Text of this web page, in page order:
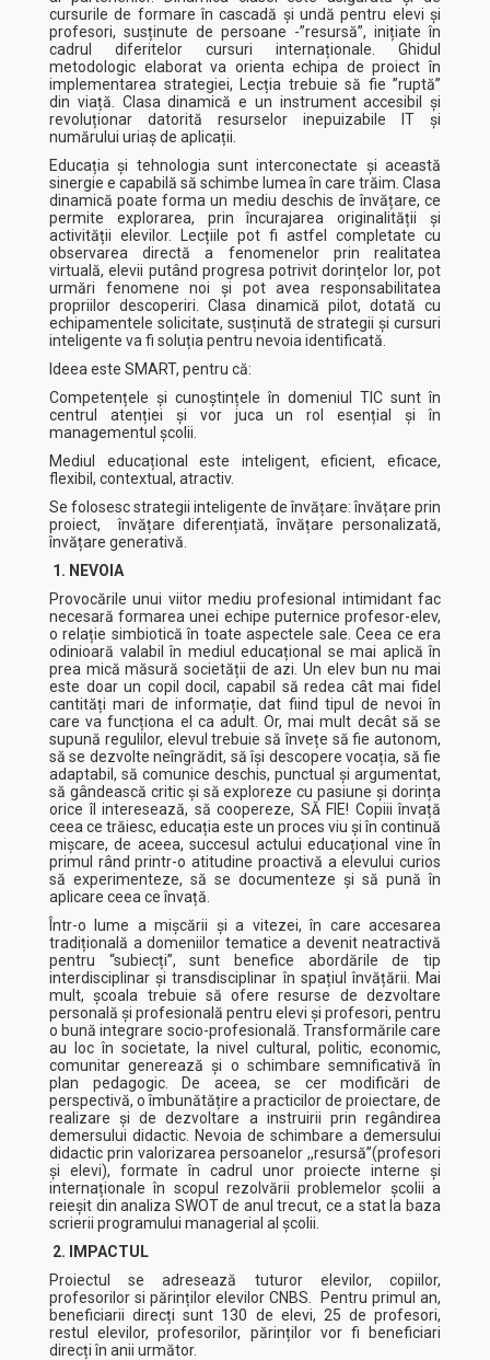
cursurile de formare în cascadă și undă pentru elevi și
profesori, susținute de persoane -”resursă”, inițiate în
cadrul diferitelor cursuri internaționale. Ghidul
metodologic elaborat va orienta echipa de proiect în
implementarea strategiei, Lecția trebuie să fie ”ruptă”
din viață. Clasa dinamică e un instrument accesibil și
revoluționar datorită resurselor inepuizabile IT și
numărului uriaș de aplicații.
Educația și tehnologia sunt interconectate și această
sinergie e capabilă să schimbe lumea în care trăim. Clasa
dinamică poate forma un mediu deschis de învățare, ce
permite explorarea, prin încurajarea originalității și
activității elevilor. Lecțiile pot fi astfel completate cu
observarea directă a fenomenelor prin realitatea
virtuală, elevii putând progresa potrivit dorințelor lor, pot
urmări fenomene noi și pot avea responsabilitatea
propriilor descoperiri. Clasa dinamică pilot, dotată cu
echipamentele solicitate, susținută de strategii și cursuri
inteligente va fi soluția pentru nevoia identificată.
Ideea este SMART, pentru că:
Competențele și cunoștințele în domeniul TIC sunt în
centrul atenției și vor juca un rol esențial și în
managementul școlii.
Mediul educațional este inteligent, eficient, eficace,
flexibil, contextual, atractiv.
Se folosesc strategii inteligente de învățare: învățare prin
proiect, învățare diferențiată, învățare personalizată,
învățare generativă.
1. NEVOIA
Provocările unui viitor mediu profesional intimidant fac
necesară formarea unei echipe puternice profesor-elev,
o relație simbiotică în toate aspectele sale. Ceea ce era
odinioară valabil în mediul educațional se mai aplică în
prea mică măsură societății de azi. Un elev bun nu mai
este doar un copil docil, capabil să redea cât mai fidel
cantități mari de informație, dat fiind tipul de nevoi în
care va funcționa el ca adult. Or, mai mult decât să se
supună regulilor, elevul trebuie să învețe să fie autonom,
să se dezvolte neîngrădit, să își descopere vocația, să fie
adaptabil, să comunice deschis, punctual și argumentat,
să gândească critic și să exploreze cu pasiune și dorința
orice îl interesează, să coopereze, SĂ FIE! Copiii învață
ceea ce trăiesc, educația este un proces viu și în continuă
mișcare, de aceea, succesul actului educațional vine în
primul rând printr-o atitudine proactivă a elevului curios
să experimenteze, să se documenteze și să pună în
aplicare ceea ce învață.
Într-o lume a mișcării și a vitezei, în care accesarea
tradițională a domeniilor tematice a devenit neatractivă
pentru “subiecți”, sunt benefice abordările de tip
interdisciplinar și transdisciplinar în spațiul învățării. Mai
mult, școala trebuie să ofere resurse de dezvoltare
personală și profesională pentru elevi și profesori, pentru
o bună integrare socio-profesională. Transformările care
au loc în societate, la nivel cultural, politic, economic,
comunitar generează și o schimbare semnificativă în
plan pedagogic. De aceea, se cer modificări de
perspectivă, o îmbunătățire a practicilor de proiectare, de
realizare și de dezvoltare a instruirii prin regândirea
demersului didactic. Nevoia de schimbare a demersului
didactic prin valorizarea persoanelor ,,resursă”(profesori
și elevi), formate în cadrul unor proiecte interne și
internaționale în scopul rezolvării problemelor școlii a
reieșit din analiza SWOT de anul trecut, ce a stat la baza
scrierii programului managerial al școlii.
2. IMPACTUL
Proiectul se adresează tuturor elevilor, copiilor,
profesorilor si părinților elevilor CNBS. Pentru primul an,
beneficiarii direcți sunt 130 de elevi, 25 de profesori,
restul elevilor, profesorilor, părinților vor fi beneficiari
direcți în anii următor.